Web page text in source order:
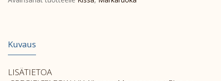
Kuvaus
LISÄTIETOA